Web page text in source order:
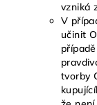
vzniká
V
učinit
tvorby